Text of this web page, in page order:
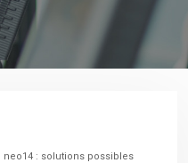
: solutions possibles